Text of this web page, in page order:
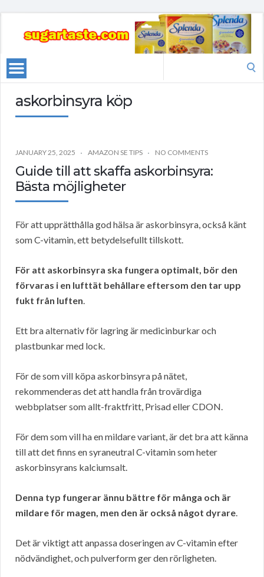
askorbinsyra köp
JANUARY 25, 2025 AMAZON SE TIPS NO COMMENTS
Guide till att skaffa askorbinsyra:
Bästa möjligheter
För att upprätthålla god hälsa är askorbinsyra, också känt
som C-vitamin, ett betydelsefullt tillskott.
För att askorbinsyra ska fungera optimalt, bör den
förvaras i en lufttät behållare eftersom den tar upp
fukt från luften.
Ett bra alternativ för lagring är medicinburkar och
plastbunkar med lock.
För de som vill köpa askorbinsyra på nätet,
rekommenderas det att handla från trovärdiga
webbplatser som allt-fraktfritt, Prisad eller CDON.
För dem som vill ha en mildare variant, är det bra att känna
till att det finns en syraneutral C-vitamin som heter
askorbinsyrans kalciumsalt.
Denna typ fungerar ännu bättre för många och är
mildare för magen, men den är också något dyrare.
Det är viktigt att anpassa doseringen av C-vitamin efter
nödvändighet, och pulverform ger den rörligheten.